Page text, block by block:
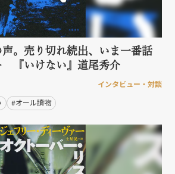
声。売り切れ続出、いま一番話
『いけない』道尾秀介
インタビュー・対談
#オール讀物